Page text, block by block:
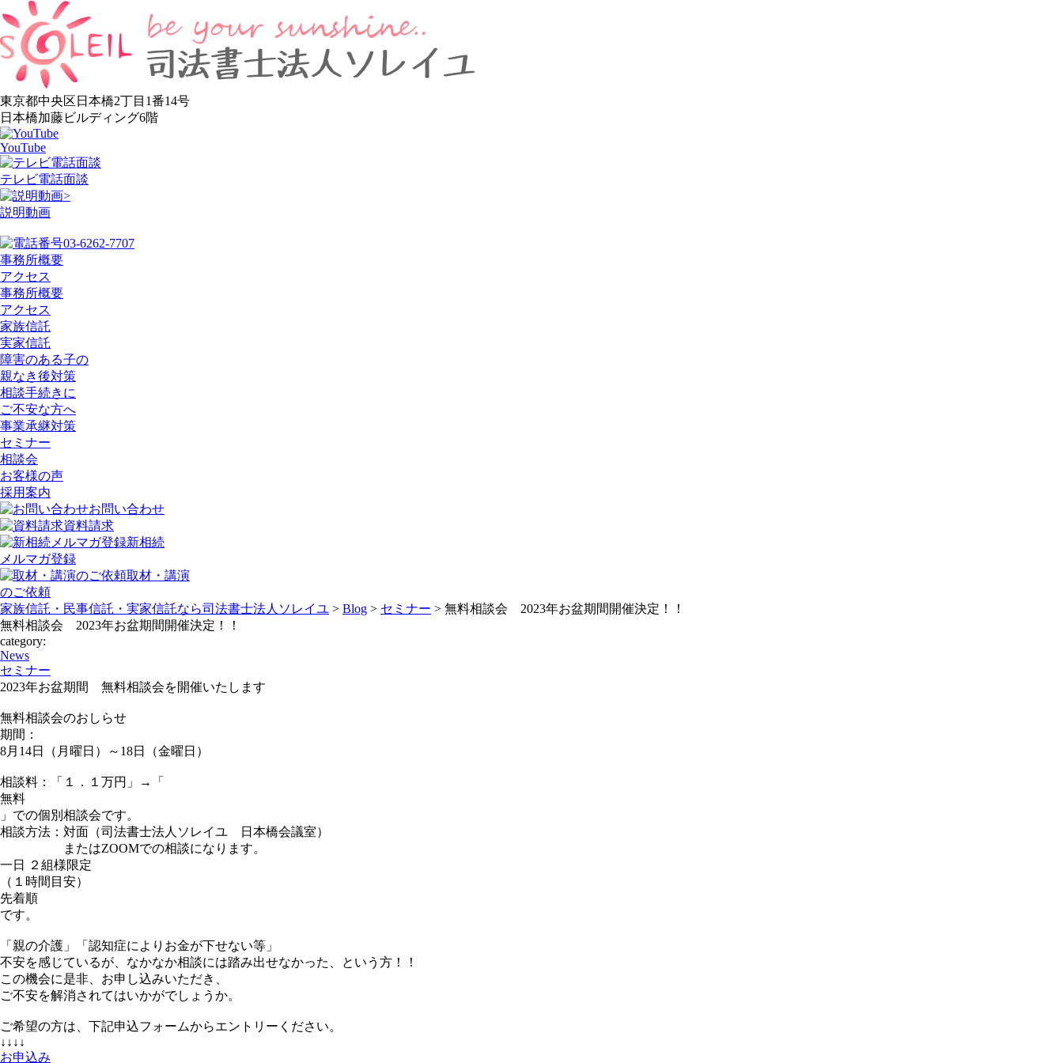
東京都中央区日本橋2丁目1番14号
日本橋加藤ビルディング6階
YouTube
テレビ電話面談
>
説明動画
03-6262-7707
事務所概要
アクセス
事務所概要
アクセス
家族信託
実家信託
障害のある子の
親なき後対策
相談手続きに
ご不安な方へ
事業承継対策
セミナー
相談会
お客様の声
採用案内
お問い合わせ
資料請求
新相続
メルマガ登録
取材・講演
のご依頼
家族信託・民事信託・実家信託なら司法書士法人ソレイユ > Blog > セミナー > 無料相談会 2023年お盆期間開催決定！！
無料相談会 2023年お盆期間開催決定！！
category:
News
セミナー
2023年お盆期間 無料相談会を開催いたします
無料相談会のおしらせ
期間：
8月14日（月曜日）～18日（金曜日）
相談料：「１．１万円」→「
無料
」での個別相談会です。
相談方法：対面（司法書士法人ソレイユ 日本橋会議室）
またはZOOMでの相談になります。
一日 ２組様限定
（１時間目安）
先着順
です。
「親の介護」「認知症によりお金が下せない等」
不安を感じているが、なかなか相談には踏み出せなかった、という方！！
この機会に是非、お申し込みいただき、
ご不安を解消されてはいかがでしょうか。
ご希望の方は、下記申込フォームからエントリーください。
↓↓↓↓
お申込み